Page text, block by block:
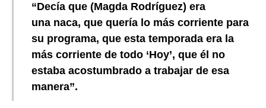
“Decía que (Magda Rodríguez) era
una naca, que quería lo más corriente para
su programa, que esta temporada era la
más corriente de todo ‘Hoy’, que él no
estaba acostumbrado a trabajar de esa
manera”.